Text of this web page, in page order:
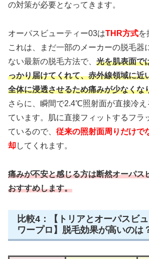
の対策が必要となってきます。
オーパスビューティー03はTHR方式を
これは、まだ一部のメーカーの脱毛器
ない最新の脱毛方法で、 光を肌表面で
っかり届けてくれて、赤外線領域に近
全体に浸透させるため痛みが少なくな
さらに、瞬間で2.4℃照射面が直接冷え
ています。肌に直接フィットするフラ
ているので、 従来の照射面周りだけで
却してくれます。
痛みが不安と感じる方は断然オーパス
おすすめします。
比較4：【トリアとオーパスビ
ワープロ】脱毛効果が高いのは